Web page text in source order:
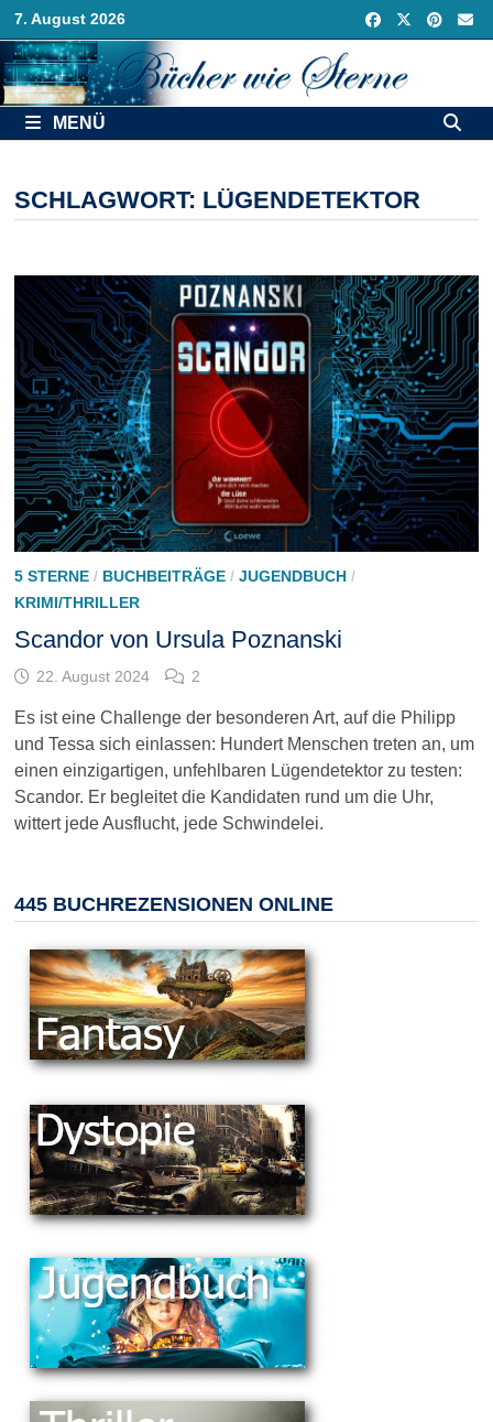
Zurück
zum
Inhalt
7. August 2026
MENÜ
SCHLAGWORT: LÜGENDETEKTOR
5 STERNE/ BUCHBEITRÄGE/ JUGENDBUCH/
KRIMI/THRILLER
Scandor von Ursula Poznanski
22. August 2024 2
Es ist eine Challenge der besonderen Art, auf die Philipp
und Tessa sich einlassen: Hundert Menschen treten an, um
einen einzigartigen, unfehlbaren Lügendetektor zu testen:
Scandor. Er begleitet die Kandidaten rund um die Uhr,
wittert jede Ausflucht, jede Schwindelei.
445 BUCHREZENSIONEN ONLINE